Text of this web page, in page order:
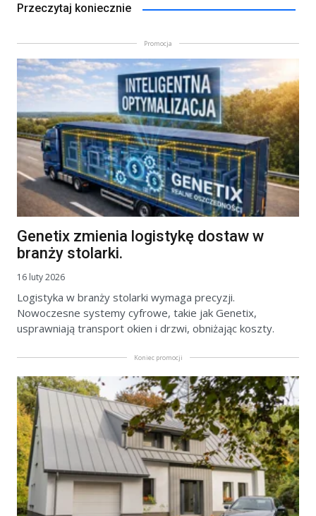
Przeczytaj koniecznie
Promocja
Genetix zmienia logistykę dostaw w
branży stolarki.
16 luty 2026
Logistyka w branży stolarki wymaga precyzji.
Nowoczesne systemy cyfrowe, takie jak Genetix,
usprawniają transport okien i drzwi, obniżając koszty.
Koniec promocji